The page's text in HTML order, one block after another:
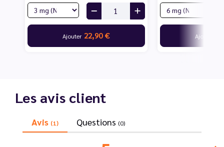
Ajouter 22,90 € Ajouter
Les avis client
Avis (1) Questions (0)